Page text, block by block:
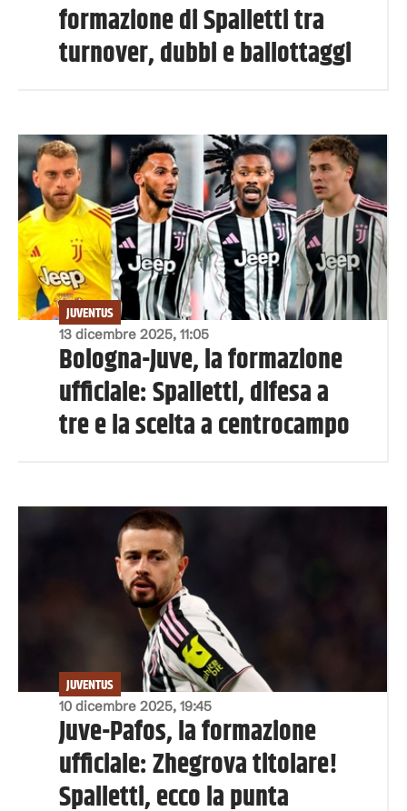
formazione di Spalletti tra
turnover, dubbi e ballottaggi
13 dicembre 2025, 11:05
JUVENTUS
Bologna-Juve, la formazione
ufficiale: Spalletti, difesa a
tre e la scelta a centrocampo
10 dicembre 2025, 19:45
JUVENTUS
Juve-Pafos, la formazione
ufficiale: Zhegrova titolare!
Spalletti, ecco la punta